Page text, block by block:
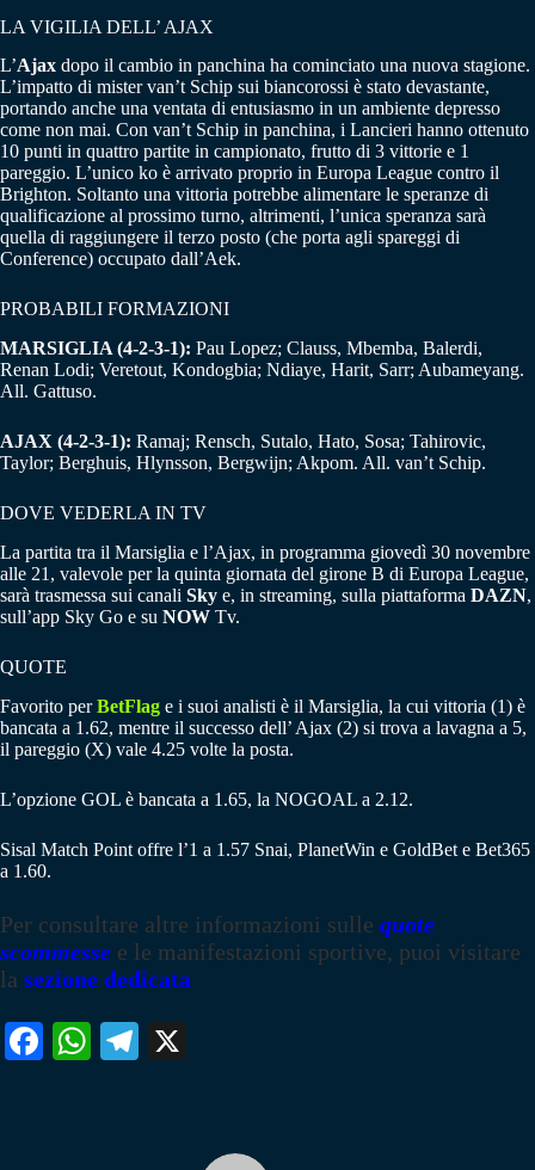
LA VIGILIA DELL’ AJAX
L’Ajax dopo il cambio in panchina ha cominciato una nuova stagione.
L’impatto di mister van’t Schip sui biancorossi è stato devastante,
portando anche una ventata di entusiasmo in un ambiente depresso
come non mai. Con van’t Schip in panchina, i Lancieri hanno ottenuto
10 punti in quattro partite in campionato, frutto di 3 vittorie e 1
pareggio. L’unico ko è arrivato proprio in Europa League contro il
Brighton. Soltanto una vittoria potrebbe alimentare le speranze di
qualificazione al prossimo turno, altrimenti, l’unica speranza sarà
quella di raggiungere il terzo posto (che porta agli spareggi di
Conference) occupato dall’Aek.
PROBABILI FORMAZIONI
MARSIGLIA (4-2-3-1): Pau Lopez; Clauss, Mbemba, Balerdi,
Renan Lodi; Veretout, Kondogbia; Ndiaye, Harit, Sarr; Aubameyang.
All. Gattuso.
AJAX (4-2-3-1): Ramaj; Rensch, Sutalo, Hato, Sosa; Tahirovic,
Taylor; Berghuis, Hlynsson, Bergwijn; Akpom. All. van’t Schip.
DOVE VEDERLA IN TV
La partita tra il Marsiglia e l’Ajax, in programma giovedì 30 novembre
alle 21, valevole per la quinta giornata del girone B di Europa League,
sarà trasmessa sui canali Sky e, in streaming, sulla piattaforma DAZN,
sull’app Sky Go e su NOW Tv.
QUOTE
Favorito perBetFlag e i suoi analisti è il Marsiglia, la cui vittoria (1) è
bancata a 1.62, mentre il successo dell’ Ajax (2) si trova a lavagna a 5,
il pareggio (X) vale 4.25 volte la posta.
L’opzione GOL è bancata a 1.65, la NOGOAL a 2.12.
Sisal Match Point offre l’1 a 1.57 Snai, PlanetWin e GoldBet e Bet365
a 1.60.
Per consultare altre informazioni sulle quote
scommesse e le manifestazioni sportive, puoi visitare
la sezione dedicata
Fa W
Te